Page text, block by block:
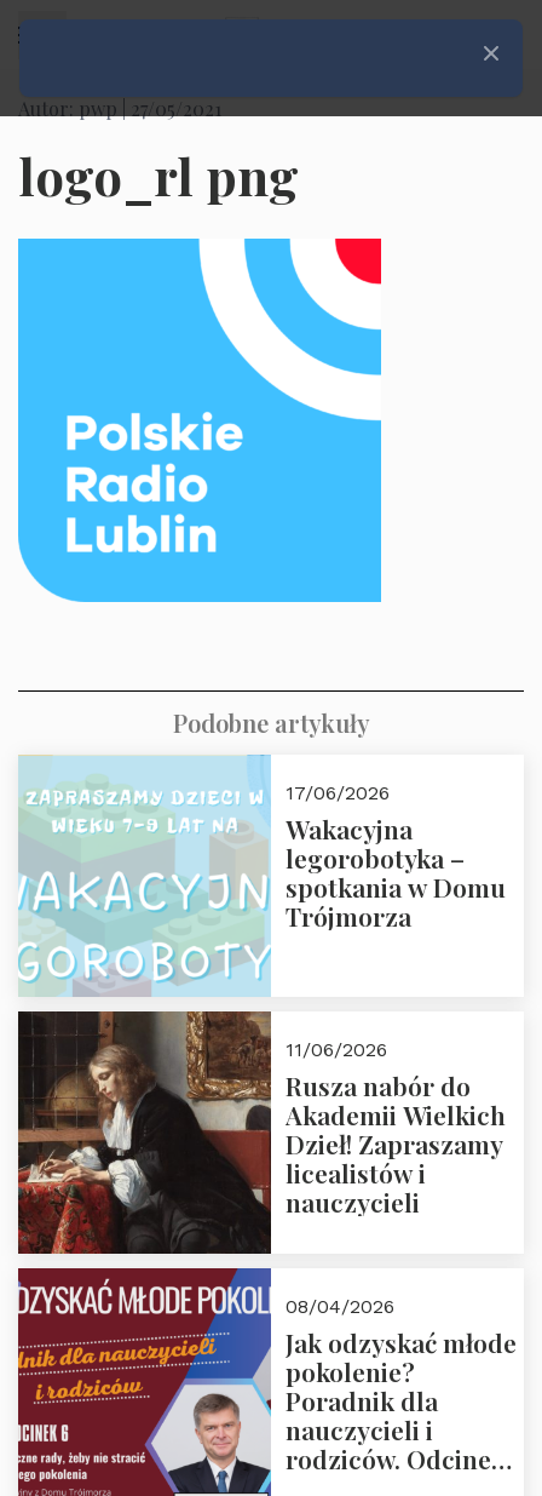
Autor: pwp | 27/05/2021
logo_rl png
Podobne artykuły
17/06/2026
Wakacyjna
legorobotyka –
spotkania w Domu
Trójmorza
11/06/2026
Rusza nabór do
Akademii Wielkich
Dzieł! Zapraszamy
licealistów i
nauczycieli
08/04/2026
Jak odzyskać młode
pokolenie?
Poradnik dla
nauczycieli i
rodziców. Odcinek
Zamknij